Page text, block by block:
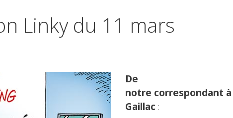
Linky du 11 mars
De
notre correspondant à
Gaillac :